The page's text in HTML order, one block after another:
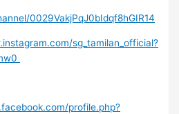
0029VakjPqJ0bIdqf8hGIR14
sg_tamilan_official?
profile.php?